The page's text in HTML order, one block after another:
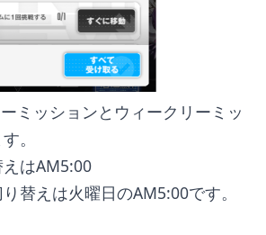
ミッションとウィークリーミッ
。
はAM5:00
替えは火曜日のAM5:00です。